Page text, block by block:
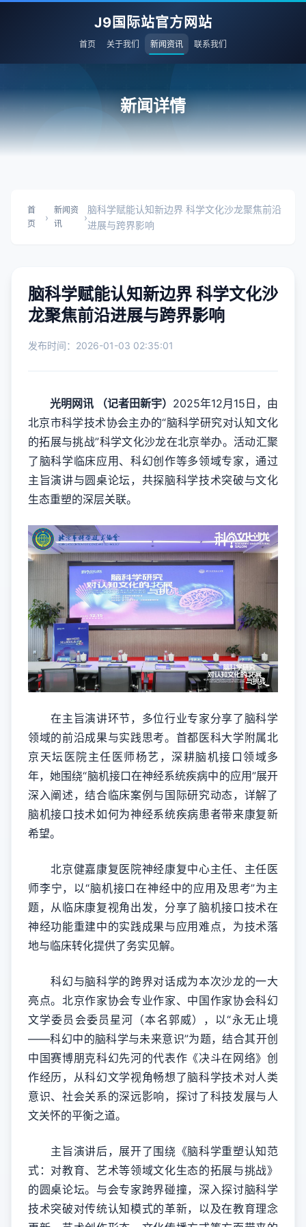
J9国际站官方网站
首页 关于我们 新闻资讯 联系我们
新闻详情
首
页
›
新闻资
讯
›
脑科学赋能认知新边界 科学文化沙龙聚焦前沿
进展与跨界影响
脑科学赋能认知新边界 科学文化沙
龙聚焦前沿进展与跨界影响
发布时间：2026-01-03 02:35:01
光明网讯 （记者田新宇） 2025年12月15日，由
北京市科学技术协会主办的“脑科学研究对认知文化
的拓展与挑战”科学文化沙龙在北京举办。活动汇聚
了脑科学临床应用、科幻创作等多领域专家，通过
主旨演讲与圆桌论坛，共探脑科学技术突破与文化
生态重塑的深层关联。
在主旨演讲环节，多位行业专家分享了脑科学
领域的前沿成果与实践思考。首都医科大学附属北
京天坛医院主任医师杨艺，深耕脑机接口领域多
年，她围绕“脑机接口在神经系统疾病中的应用”展开
深入阐述，结合临床案例与国际研究动态，详解了
脑机接口技术如何为神经系统疾病患者带来康复新
希望。
北京健嘉康复医院神经康复中心主任、主任医
师李宁，以“脑机接口在神经中的应用及思考”为主
题，从临床康复视角出发，分享了脑机接口技术在
神经功能重建中的实践成果与应用难点，为技术落
地与临床转化提供了务实见解。
科幻与脑科学的跨界对话成为本次沙龙的一大
亮点。北京作家协会专业作家、中国作家协会科幻
文学委员会委员星河（本名郭威），以“永无止境
——科幻中的脑科学与未来意识”为题，结合其开创
中国赛博朋克科幻先河的代表作《决斗在网络》创
作经历，从科幻文学视角畅想了脑科学技术对人类
意识、社会关系的深远影响，探讨了科技发展与人
文关怀的平衡之道。
主旨演讲后，展开了围绕《脑科学重塑认知范
式：对教育、艺术等领域文化生态的拓展与挑战》
的圆桌论坛。与会专家跨界碰撞，深入探讨脑科学
技术突破对传统认知模式的革新，以及在教育理念